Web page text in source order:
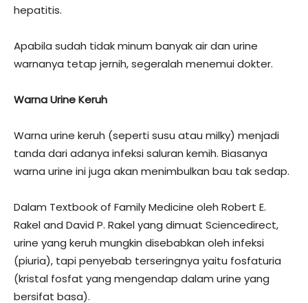
hepatitis.
Apabila sudah tidak minum banyak air dan urine
warnanya tetap jernih, segeralah menemui dokter.
Warna Urine Keruh
Warna urine keruh (seperti susu atau milky) menjadi
tanda dari adanya infeksi saluran kemih. Biasanya
warna urine ini juga akan menimbulkan bau tak sedap.
Dalam Textbook of Family Medicine oleh Robert E.
Rakel and David P. Rakel yang dimuat Sciencedirect,
urine yang keruh mungkin disebabkan oleh infeksi
(piuria), tapi penyebab terseringnya yaitu fosfaturia
(kristal fosfat yang mengendap dalam urine yang
bersifat basa).